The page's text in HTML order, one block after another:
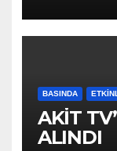
BASINDA
AKİT
ALINDI